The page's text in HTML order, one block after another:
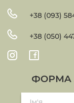
+38 (093)
+38 (050)
ФОРМА